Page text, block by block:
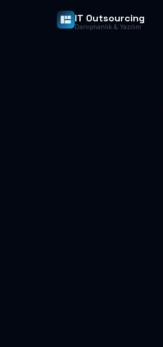
IT Outsourcing
Danışmanlık & Yazılım